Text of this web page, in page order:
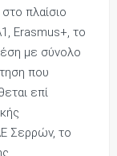
πλαίσιο
Erasmus+, το
με σύνολο
που
επί
Σερρών, το